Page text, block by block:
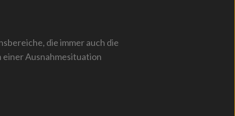
die immer auch die
einer Ausnahmesituation